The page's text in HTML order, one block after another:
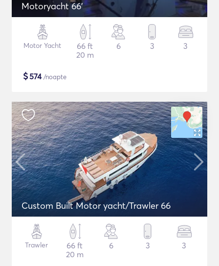
Motoryacht 66'
Motor Yacht
66 ft
20 m
6 3 3
$574/noapte
Custom Built Motor yacht/Trawler 66
Trawler
66 ft
20 m
6 3 3